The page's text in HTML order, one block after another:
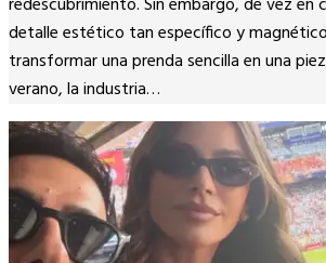
detalle estético tan específico y
transformar una prenda sencilla en una
verano, la industria…